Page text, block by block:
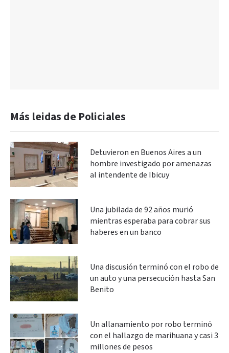
Más leidas de Policiales
Detuvieron en Buenos Aires a un
hombre investigado por amenazas
al intendente de Ibicuy
Una jubilada de 92 años murió
mientras esperaba para cobrar sus
haberes en un banco
Una discusión terminó con el robo de
un auto y una persecución hasta San
Benito
Un allanamiento por robo terminó
con el hallazgo de marihuana y casi 3
millones de pesos